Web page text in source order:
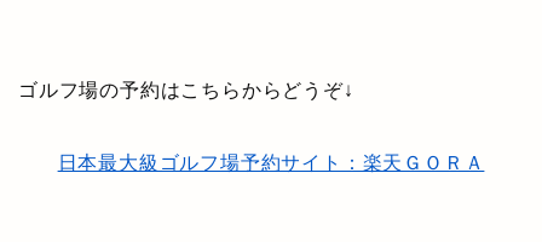
ゴルフ場の予約はこちらからどうぞ↓
日本最大級ゴルフ場予約サイト：楽天ＧＯＲＡ